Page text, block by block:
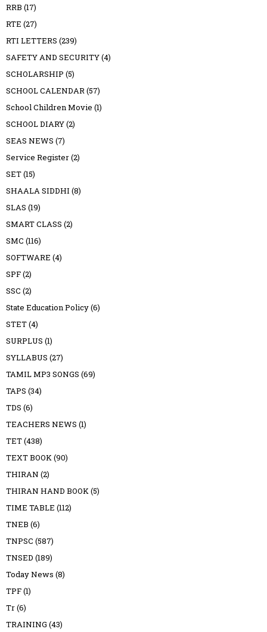
RRB (17)
RTE (27)
RTI LETTERS (239)
SAFETY AND SECURITY(4)
SCHOLARSHIP (5)
SCHOOL CALENDAR(57)
School Children Movie (1)
SCHOOL DIARY(2)
SEAS NEWS (7)
Service Register(2)
SET(15)
SHAALA SIDDHI (8)
SLAS (19)
SMART CLASS (2)
SMC (116)
SOFTWARE (4)
SPF(2)
SSC (2)
State Education Policy(6)
STET(4)
SURPLUS (1)
SYLLABUS (27)
TAMIL MP3 SONGS (69)
TAPS (34)
TDS (6)
TEACHERS NEWS (1)
TET(438)
TEXT BOOK(90)
THIRAN (2)
THIRAN HAND BOOK(5)
TIME TABLE (112)
TNEB (6)
TNPSC (587)
TNSED (189)
Today News (8)
TPF(1)
Tr(6)
TRAINING (43)